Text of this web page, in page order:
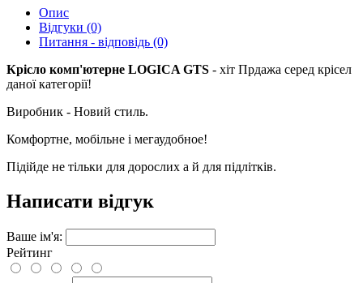
Опис
Відгуки (0)
Питання - відповідь (0)
Крісло комп'ютерне LOGICA GTS - хіт Прдажа серед крісел
даної категорії!
Виробник - Новий стиль.
Комфортне, мобільне і мегаудобное!
Підійде не тільки для дорослих а й для підлітків.
Написати відгук
Ваше ім'я:
Рейтинг